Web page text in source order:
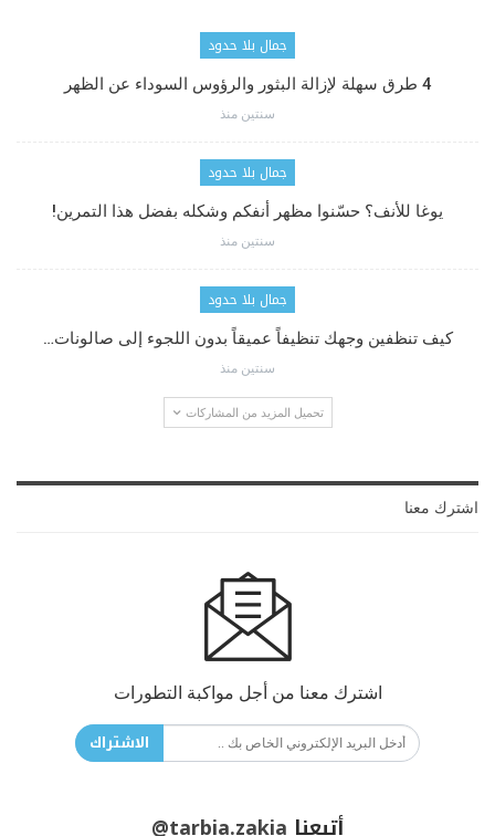
جمال بلا حدود
4 طرق سهلة لإزالة البثور والرؤوس السوداء عن الظهر
سنتين منذ
جمال بلا حدود
يوغا للأنف؟ حسّنوا مظهر أنفكم وشكله بفضل هذا التمرين!
سنتين منذ
جمال بلا حدود
كيف تنظفين وجهك تنظيفاً عميقاً بدون اللجوء إلى صالونات…
سنتين منذ
تحميل المزيد من المشاركات
اشترك معنا
اشترك معنا من أجل مواكبة التطورات
الاشتراك